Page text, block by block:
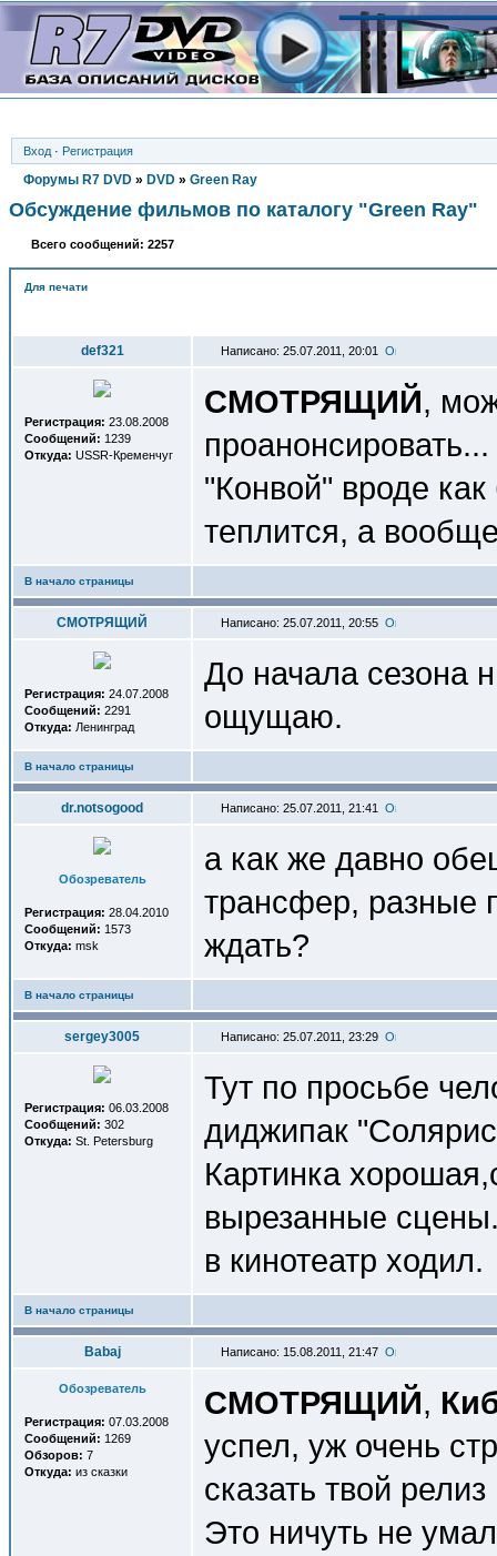
Вход · Регистрация
Форумы R7 DVD » DVD » Green Ray
Обсуждение фильмов по каталогу "Green Ray"
Всего сообщений: 2257
Для печати
def321 Написано: 25.07.2011, 20:01
Регистрация: 23.08.2008
Сообщений: 1239
Откуда: USSR-Кременчуг
СМОТРЯЩИЙ,
проанонсировать...
"Конвой" вроде
теплится, а
В начало страницы
СМОТРЯЩИЙ Написано: 25.07.2011, 20:55
Регистрация: 24.07.2008
Сообщений: 2291
Откуда: Ленинград
До начала сезона
ощущаю.
В начало страницы
dr.notsogood Написано: 25.07.2011, 21:41
Обозреватель
Регистрация: 28.04.2010
Сообщений: 1573
Откуда: msk
а как же давно
трансфер, разные
ждать?
В начало страницы
sergey3005 Написано: 25.07.2011, 23:29
Регистрация: 06.03.2008
Сообщений: 302
Откуда: St. Petersburg
Тут по просьбе
диджипак
Картинка
вырезанные
в кинотеатр ходил.
В начало страницы
Babaj Написано: 15.08.2011, 21:47
Обозреватель
Регистрация: 07.03.2008
Сообщений: 1269
Обзоров: 7
Откуда: из сказки
СМОТРЯЩИЙ,
успел, уж очень
сказать твой
Это ничуть не